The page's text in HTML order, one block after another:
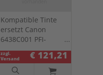
Kompatible Tinte
ersetzt Canon
6438C001 PFI-
3300R rot
zzgl.
Versand
€ 121,21